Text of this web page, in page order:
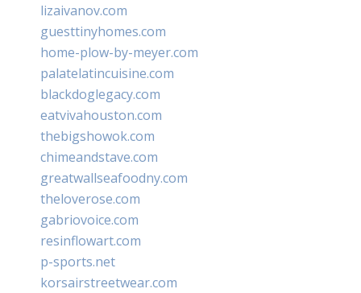
lizaivanov.com
guesttinyhomes.com
home-plow-by-meyer.com
palatelatincuisine.com
blackdoglegacy.com
eatvivahouston.com
thebigshowok.com
chimeandstave.com
greatwallseafoodny.com
theloverose.com
gabriovoice.com
resinflowart.com
p-sports.net
korsairstreetwear.com